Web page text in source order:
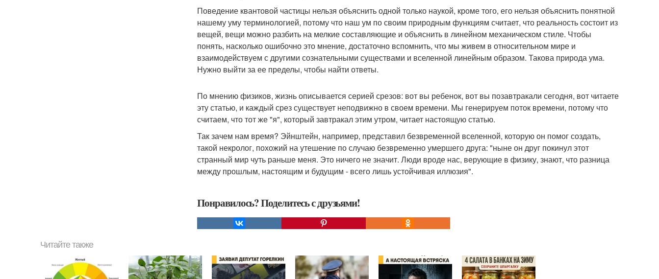
Поведение квантовой частицы нельзя объяснить одной только наукой, кроме того, его нельзя объяснить понятной
нашему уму терминологией, потому что наш ум по своим природным функциям считает, что реальность состоит из
вещей, вещи можно разбить на мелкие составляющие и объяснить в линейном механическом стиле. Чтобы
понять, насколько ошибочно это мнение, достаточно вспомнить, что мы живем в относительном мире и
взаимодействуем с другими сознательными существами и вселенной линейным образом. Такова природа ума.
Нужно выйти за ее пределы, чтобы найти ответы.
По мнению физиков, жизнь описывается серией срезов: вот вы ребенок, вот вы позавтракали сегодня, вот читаете
эту статью, и каждый срез существует неподвижно в своем времени. Мы генерируем поток времени, потому что
считаем, что тот же "я", который завтракал этим утром, читает настоящую статью.
Так зачем нам время? Эйнштейн, например, представил безвременной вселенной, которую он помог создать,
такой некролог, похожий на утешение по случаю безвременно умершего друга: "ныне он друг покинул этот
странный мир чуть раньше меня. Это ничего не значит. Люди вроде нас, верующие в физику, знают, что разница
между прошлым, настоящим и будущим - всего лишь устойчивая иллюзия".
Понравилось? Поделитесь с друзьями!
Читайте также